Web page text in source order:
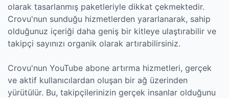
olarak tasarlanmış paketleriyle dikkat çekmektedir.
Crovu'nun sunduğu hizmetlerden yararlanarak, sahip
olduğunuz içeriği daha geniş bir kitleye ulaştırabilir ve
takipçi sayınızı organik olarak artırabilirsiniz.
Crovu'nun YouTube abone artırma hizmetleri, gerçek
ve aktif kullanıcılardan oluşan bir ağ üzerinden
yürütülür. Bu, takipçilerinizin gerçek insanlar olduğunu